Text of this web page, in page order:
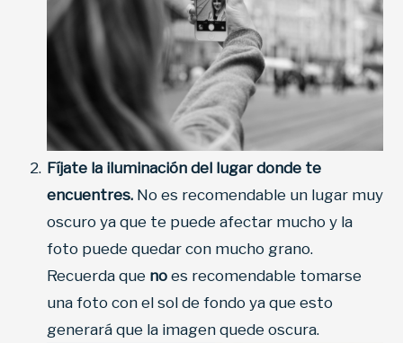
Fíjate la iluminación del lugar donde te
encuentres. No es recomendable un lugar muy
oscuro ya que te puede afectar mucho y la
foto puede quedar con mucho grano.
Recuerda que no es recomendable tomarse
una foto con el sol de fondo ya que esto
generará que la imagen quede oscura.